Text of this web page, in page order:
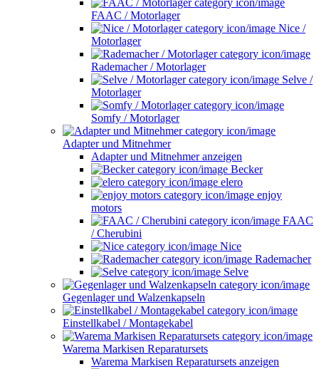
FAAC / Motorlager
Nice /
Motorlager
Rademacher / Motorlager
Selve /
Motorlager
Somfy / Motorlager
Adapter und Mitnehmer
Adapter und Mitnehmer anzeigen
Becker
elero
enjoy
motors
FAAC
/ Cherubini
Nice
Rademacher
Selve
Gegenlager und Walzenkapseln
Einstellkabel / Montagekabel
Warema Markisen Reparatursets
Warema Markisen Reparatursets anzeigen